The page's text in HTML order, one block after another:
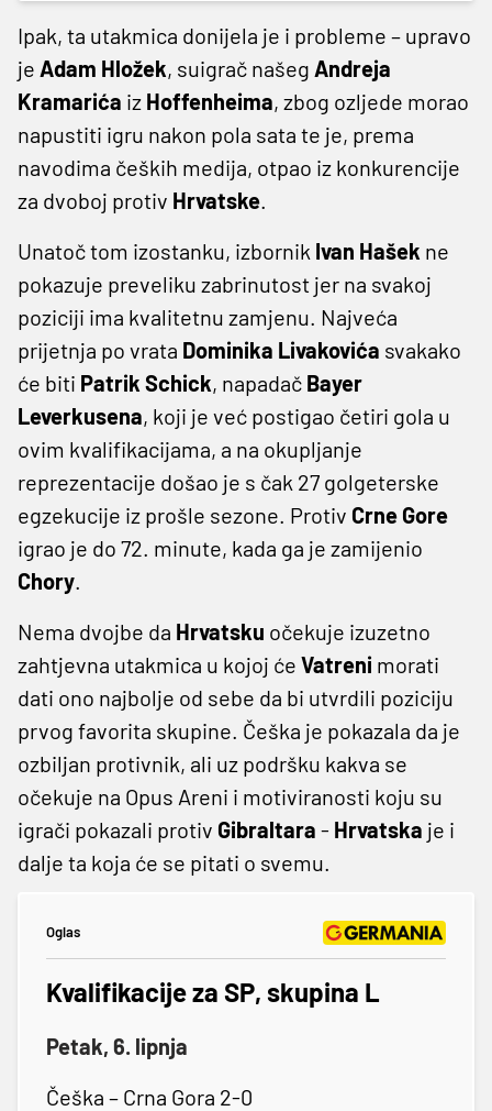
Ipak, ta utakmica donijela je i probleme – upravo
je Adam Hložek, suigrač našeg Andreja
Kramarića iz Hoffenheima, zbog ozljede morao
napustiti igru nakon pola sata te je, prema
navodima čeških medija, otpao iz konkurencije
za dvoboj protiv Hrvatske.
Unatoč tom izostanku, izbornik Ivan Hašek ne
pokazuje preveliku zabrinutost jer na svakoj
poziciji ima kvalitetnu zamjenu. Najveća
prijetnja po vrata Dominika Livakovića svakako
će biti Patrik Schick, napadač Bayer
Leverkusena, koji je već postigao četiri gola u
ovim kvalifikacijama, a na okupljanje
reprezentacije došao je s čak 27 golgeterske
egzekucije iz prošle sezone. Protiv Crne Gore
igrao je do 72. minute, kada ga je zamijenio
Chory.
Nema dvojbe da Hrvatsku očekuje izuzetno
zahtjevna utakmica u kojoj će Vatreni morati
dati ono najbolje od sebe da bi utvrdili poziciju
prvog favorita skupine. Češka je pokazala da je
ozbiljan protivnik, ali uz podršku kakva se
očekuje na Opus Areni i motiviranosti koju su
igrači pokazali protiv Gibraltara - Hrvatska je i
dalje ta koja će se pitati o svemu.
Oglas
Kvalifikacije za SP, skupina L
Petak, 6. lipnja
Češka – Crna Gora 2-0